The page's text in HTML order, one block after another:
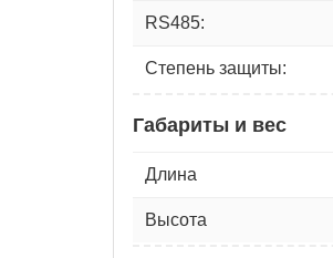
RS485:
Степень защиты:
Габариты и вес
Длина
Высота